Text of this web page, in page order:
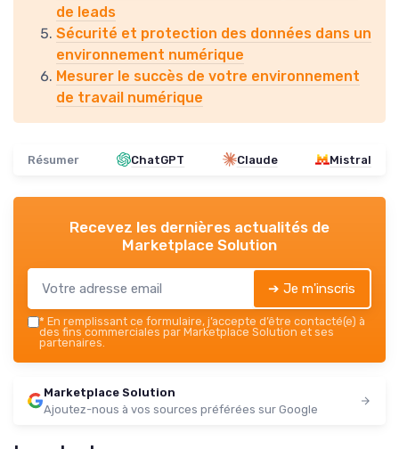
de leads
Sécurité et protection des données dans un
environnement numérique
Mesurer le succès de votre environnement
de travail numérique
Résumer ChatGPT Claude Mistral
Recevez les dernières actualités de
Marketplace Solution
➔ Je m'inscris
* En remplissant ce formulaire, j’accepte d’être contacté(e) à
des fins commerciales par Marketplace Solution et ses
partenaires.
Marketplace Solution
Ajoutez-nous à vos sources préférées sur Google